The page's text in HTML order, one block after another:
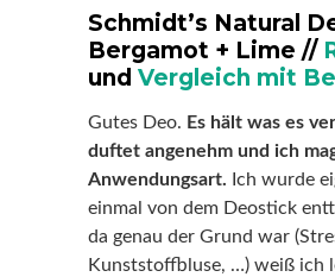
Schmidt’s Natural
Bergamot + Lime //
und Vergleich mit
Gutes Deo. Es hält was es
duftet angenehm und ich
Anwendungsart. Ich wurde
einmal von dem Deostick
da genau der Grund war
Kunststoffbluse, …) weiß ich